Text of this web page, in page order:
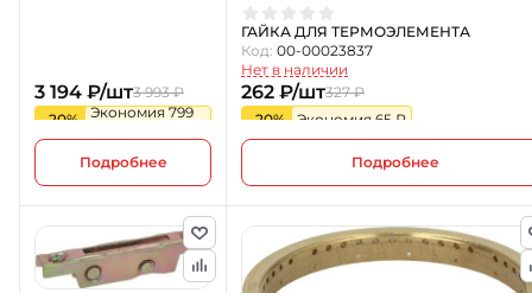
3 194 ₽/шт3 993 ₽
-20%
Экономия 799
Подробнее
ГАЙКА ДЛЯ ТЕРМОЭЛЕМЕНТА
Код: 00-00023837
Нет в наличии
262 ₽/шт327 ₽
-20%
Экономия 65 ₽
Подробнее